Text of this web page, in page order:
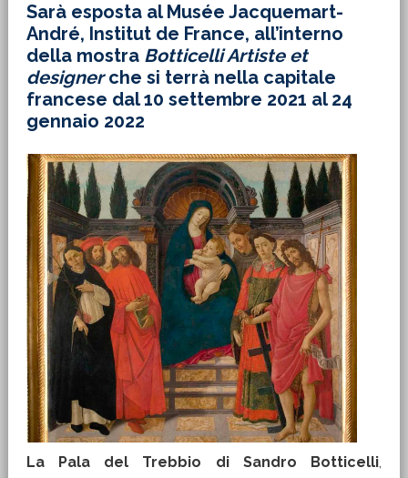
Sarà esposta al Musée Jacquemart-
André, Institut de France, all’interno
della mostra Botticelli Artiste et
designerche si terrà nella capitale
francese dal 10 settembre 2021 al 24
gennaio 2022
La Pala del Trebbio di Sandro Botticelli,